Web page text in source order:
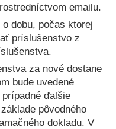
emailu.
dobu, počas ktorej
príslušenstvo z
za nové dostane
bude uvedené
ďalšie
pôvodného
dokladu. V